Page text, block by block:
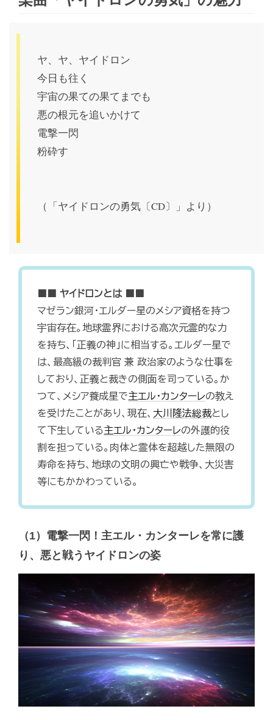
ヤ、ヤ、ヤイドロン
今日も往く
宇宙の果ての果てまでも
悪の根元を追いかけて
電撃一閃
粉砕す
（「ヤイドロンの勇気〔CD〕」より）
■■ヤイドロンとは
マゼラン銀河・エルダー星のメシア資格を持つ
宇宙存在。地球霊界における高次元霊的な力
を持ち、「正義の神」に相当する。エルダー星で
は、最高級の裁判官 兼 政治家のような仕事を
しており、正義と裁きの側面を司っている。か
つて、メシア養成星で主エル・カンターレの教え
を受けたことがあり、現在、大川隆法総裁とし
て下生している主エル・カンターレの外護的役
割を担っている。肉体と霊体を超越した無限の
寿命を持ち、地球の文明の興亡や戦争、大災害
等にもかかわっている。
（1）電撃一閃！主エル・カンターレを常に護
り、悪と戦うヤイドロンの姿